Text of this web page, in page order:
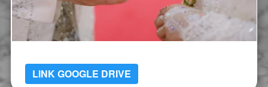
LINK GOOGLE DRIVE